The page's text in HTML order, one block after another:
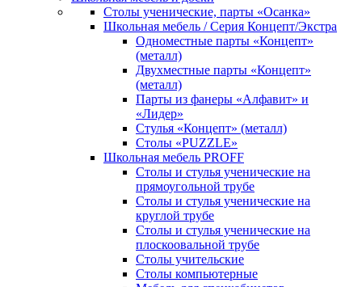
Столы ученические, парты «Осанка»
Школьная мебель / Серия Концепт/Экстра
Одноместные парты «Концепт»
(металл)
Двухместные парты «Концепт»
(металл)
Парты из фанеры «Алфавит» и
«Лидер»
Стулья «Концепт» (металл)
Столы «PUZZLE»
Школьная мебель PROFF
Столы и стулья ученические на
прямоугольной трубе
Столы и стулья ученические на
круглой трубе
Столы и стулья ученические на
плоскоовальной трубе
Столы учительские
Столы компьютерные